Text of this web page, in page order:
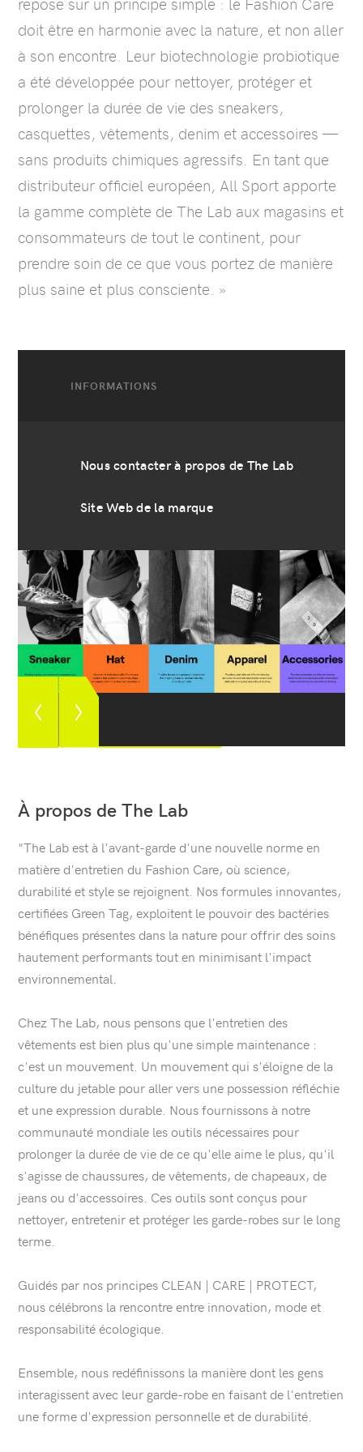
doit être en harmonie avec la nature, et non aller
à son encontre. Leur biotechnologie probiotique
a été développée pour nettoyer, protéger et
prolonger la durée de vie des sneakers,
casquettes, vêtements, denim et accessoires —
sans produits chimiques agressifs. En tant que
distributeur officiel européen, All Sport apporte
la gamme complète de The Lab aux magasins et
consommateurs de tout le continent, pour
prendre soin de ce que vous portez de manière
plus saine et plus consciente. »
INFORMATIONS
Nous contacter à propos de The Lab
Site Web de la marque
Afficher
précédente
Afficher
suivante
À propos de The Lab
"The Lab est à l'avant-garde d'une nouvelle norme en
matière d'entretien du Fashion Care, où science,
durabilité et style se rejoignent. Nos formules innovantes,
certifiées Green Tag, exploitent le pouvoir des bactéries
bénéfiques présentes dans la nature pour offrir des soins
hautement performants tout en minimisant l'impact
environnemental.
Chez The Lab, nous pensons que l'entretien des
vêtements est bien plus qu'une simple maintenance :
c'est un mouvement. Un mouvement qui s'éloigne de la
culture du jetable pour aller vers une possession réfléchie
et une expression durable. Nous fournissons à notre
communauté mondiale les outils nécessaires pour
prolonger la durée de vie de ce qu'elle aime le plus, qu'il
s'agisse de chaussures, de vêtements, de chapeaux, de
jeans ou d'accessoires. Ces outils sont conçus pour
nettoyer, entretenir et protéger les garde-robes sur le long
terme.
Guidés par nos principes CLEAN | CARE | PROTECT,
nous célébrons la rencontre entre innovation, mode et
responsabilité écologique.
Ensemble, nous redéfinissons la manière dont les gens
interagissent avec leur garde-robe en faisant de l'entretien
une forme d'expression personnelle et de durabilité.